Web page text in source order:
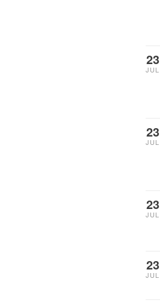
23
JUL
23
JUL
23
JUL
23
JUL